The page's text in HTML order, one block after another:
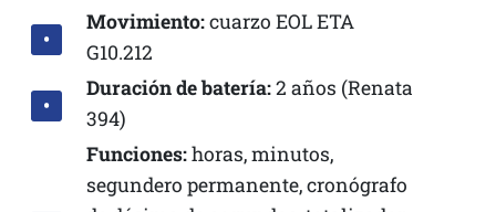
Movimiento:cuarzo EOL ETA
G10.212
Duración de batería:2 años (Renata
394)
Funciones:horas, minutos,
segundero permanente, cronógrafo